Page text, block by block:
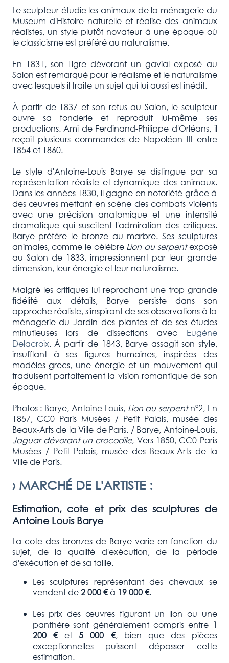
Le sculpteur étudie les animaux de la ménagerie du
Museum d'Histoire naturelle et réalise des animaux
réalistes, un style plutôt novateur à une époque où
le classicisme est préféré au naturalisme.
En 1831, son Tigre dévorant un gavial exposé au
Salon est remarqué pour le réalisme et le naturalisme
avec lesquels il traite un sujet qui lui aussi est inédit.
À partir de 1837 et son refus au Salon, le sculpteur
ouvre sa fonderie et reproduit lui-même ses
productions. Ami de Ferdinand-Philippe d'Orléans, il
reçoit plusieurs commandes de Napoléon III entre
1854 et 1860.
Le style d'Antoine-Louis Barye se distingue par sa
représentation réaliste et dynamique des animaux.
Dans les années 1830, il gagne en notoriété grâce à
des œuvres mettant en scène des combats violents
avec une précision anatomique et une intensité
dramatique qui suscitent l'admiration des critiques.
Barye préfère le bronze au marbre. Ses sculptures
animales, comme le célèbre Lion au serpentexposé
au Salon de 1833, impressionnent par leur grande
dimension, leur énergie et leur naturalisme.
Malgré les critiques lui reprochant une trop grande
fidélité aux détails, Barye persiste dans son
approche réaliste, s'inspirant de ses observations à la
ménagerie du Jardin des plantes et de ses études
minutieuses lors de dissections avec Eugène
Delacroix. À partir de 1843, Barye assagit son style,
insufflant à ses figures humaines, inspirées des
modèles grecs, une énergie et un mouvement qui
traduisent parfaitement la vision romantique de son
époque.
Photos : Barye, Antoine-Louis,Lion au serpentn°2, En
1857, CC0 Paris Musées / Petit Palais, musée des
Beaux-Arts de la Ville de Paris. / Barye, Antoine-Louis,
Jaguar dévorant un crocodile, Vers 1850, CC0 Paris
Musées / Petit Palais, musée des Beaux-Arts de la
Ville de Paris.
› MARCHÉ DE L'ARTISTE:
Estimation, cote et prix des sculptures de
Antoine Louis Barye
La cote des bronzes de Barye varie en fonction du
sujet, de la qualité d'exécution, de la période
d'exécution et de sa taille.
Les sculptures représentant des chevaux se
vendent de2 000 €à 19 000 €.
Les prix des œuvres figurant un lion ou une
panthère sont généralement compris entre 1
200 €et5 000 €, bien que des pièces
exceptionnelles puissent dépasser cette
estimation.